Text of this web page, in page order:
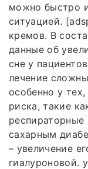
можно быстро
ситуацией.
кремов. В
данные об
сне у
лечение
особенно у
риска, такие
респираторные
сахарным
– увеличение
гиалуроновой.